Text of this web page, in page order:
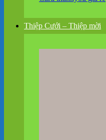
Thiệp Cưới – Thiệp mời